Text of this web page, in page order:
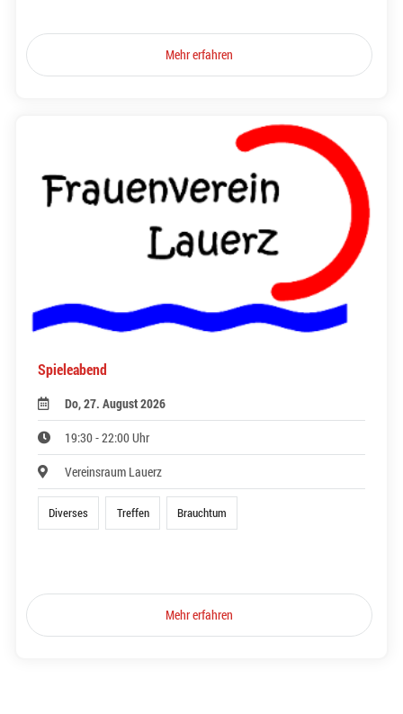
Mehr erfahren
Spieleabend
Do, 27. August 2026
19:30 - 22:00 Uhr
Vereinsraum Lauerz
Diverses Treffen Brauchtum
Mehr erfahren